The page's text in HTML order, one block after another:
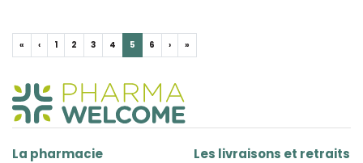
« ‹ 1 2 3 4 5 6 › »
La pharmacie Les livraisons et retraits